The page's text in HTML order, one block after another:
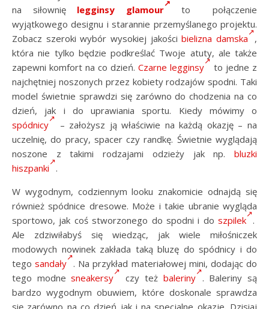
na siłownię legginsy glamour
to połączenie
wyjątkowego designu i starannie przemyślanego projektu.
Zobacz szeroki wybór wysokiej jakościbielizna damska
,
która nie tylko będzie podkreślać Twoje atuty, ale także
zapewni komfort na co dzień. Czarne legginsy
to jedne z
najchętniej noszonych przez kobiety rodzajów spodni. Taki
model świetnie sprawdzi się zarówno do chodzenia na co
dzień, jak i do uprawiania sportu. Kiedy mówimy o
spódnicy
– założysz ją właściwie na każdą okazję – na
uczelnię, do pracy, spacer czy randkę. Świetnie wyglądają
noszone z takimi rodzajami odzieży jak np. bluzki
hiszpanki
.
W wygodnym, codziennym looku znakomicie odnajdą się
również spódnice dresowe. Może i takie ubranie wygląda
sportowo, jak coś stworzonego do spodni i do szpilek .
Ale zdziwiłabyś się wiedząc, jak wiele miłośniczek
modowych nowinek zakłada taką bluzę do spódnicy i do
tegosandały . Na przykład materiałowej mini, dodając do
tego modnesneakersy czy też baleriny
. Baleriny są
bardzo wygodnym obuwiem, które doskonale sprawdza
się zarówno na co dzień jak i na specjalne okazje. Dzisiaj